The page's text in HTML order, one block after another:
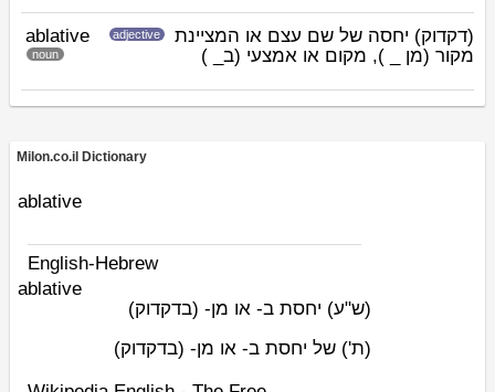
ablative
noun
(דקדוק) יחסה של שם עצם או adjective
המציינת
מקור (מן _ ), מקום או אמצעי (ב_ )
Milon.co.il Dictionary
ablative
English-Hebrew
ablative
(ש"ע) יחסת ב- או מן- (בדקדוק)
(ת') של יחסת ב- או מן- (בדקדוק)